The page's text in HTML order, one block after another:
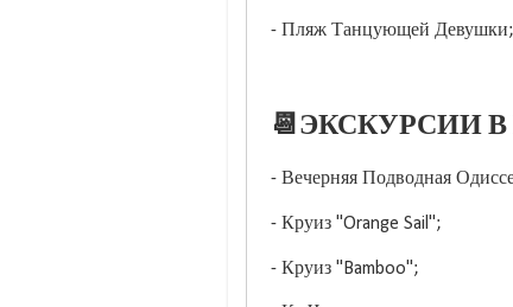
- Пляж Танцующей Девушки;
📆ЭКСКУРСИИ В
- Вечерняя Подводная
- Круиз "Orange Sail";
- Круиз "Bamboo";